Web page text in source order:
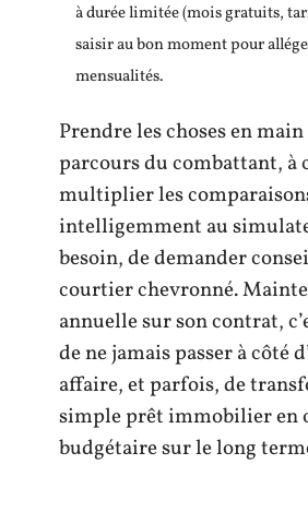
à durée limitée (mois gratuits,
saisir au bon moment pour
mensualités.
Prendre les choses en main
parcours du combattant, à
multiplier les
intelligemment au
besoin, de demander
courtier chevronné.
annuelle sur son contrat,
de ne jamais passer à côté
affaire, et parfois, de
simple prêt immobilier en
budgétaire sur le long